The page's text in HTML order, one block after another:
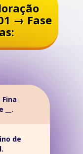
→ Fase
__.
de